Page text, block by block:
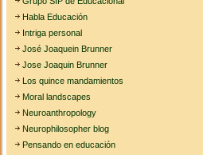
Habla Educación
Intriga personal
José Joaquein Brunner
Jose Joaquin Brunner
Los quince mandamientos
Moral landscapes
Neuroanthropology
Neurophilosopher blog
Pensando en educación